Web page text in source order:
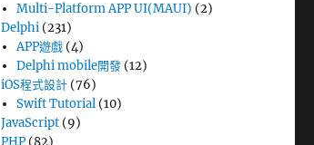
Multi-Platform APP UI(MAUI) (2)
Delphi (231)
APP遊戲(4)
Delphi mobile開發(12)
iOS程式設計 (76)
Swift Tutorial(10)
JavaScript (9)
PHP (82)